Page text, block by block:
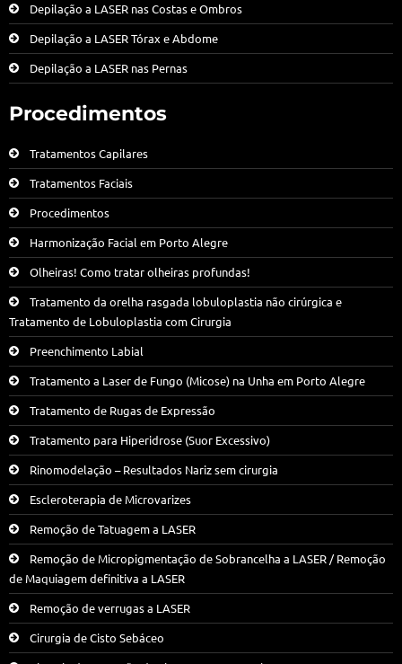
Depilação a LASER nas Costas e Ombros
Depilação a LASER Tórax e Abdome
Depilação a LASER nas Pernas
Procedimentos
Tratamentos Capilares
Tratamentos Faciais
Procedimentos
Harmonização Facial em Porto Alegre
Olheiras! Como tratar olheiras profundas!
Tratamento da orelha rasgada lobuloplastia não cirúrgica e
Tratamento de Lobuloplastia com Cirurgia
Preenchimento Labial
Tratamento a Laser de Fungo (Micose) na Unha em Porto Alegre
Tratamento de Rugas de Expressão
Tratamento para Hiperidrose (Suor Excessivo)
Rinomodelação – Resultados Nariz sem cirurgia
Escleroterapia de Microvarizes
Remoção de Tatuagem a LASER
Remoção de Micropigmentação de Sobrancelha a LASER / Remoção
de Maquiagem definitiva a LASER
Remoção de verrugas a LASER
Cirurgia de Cisto Sebáceo